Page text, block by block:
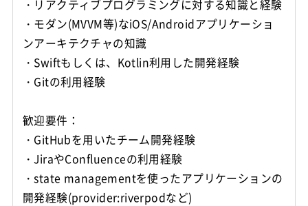
・リアクティブプログラミングに対する知識と経験
・モダン(MVVM等)なiOS/Androidアプリケーショ
ンアーキテクチャの知識
・Swiftもしくは、Kotlin利用した開発経験
・Gitの利用経験
歓迎要件：
・GitHubを用いたチーム開発経験
・JiraやConfluenceの利用経験
・state managementを使ったアプリケーションの
開発経験(provider:riverpodなど)